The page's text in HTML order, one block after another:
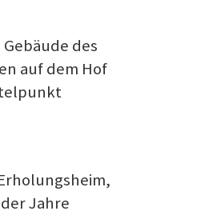
des
auf dem Hof
Jahre